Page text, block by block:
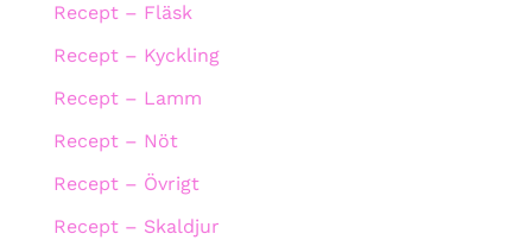
Recept – Fläsk
Recept – Kyckling
Recept – Lamm
Recept – Nöt
Recept – Övrigt
Recept – Skaldjur